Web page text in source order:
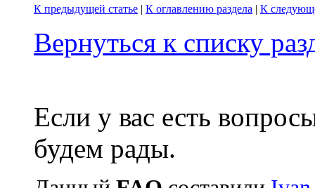
К предыдущей статье | К оглавлению раздела | К
Вернуться к списку
Если у вас есть
будем рады.